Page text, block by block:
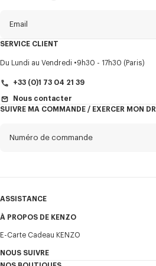
Email
Titre Obligatoire
évènements KENZO, qui peuvent être
SERVICE CLIENT
Du Lundi au Vendredi 9h30 - 17h30 (Paris)
+33 (0)1 73 04 21 39
Nous contacter
SUIVRE MA COMMANDE / EXERCER MON
Numéro de commande
ASSISTANCE
Mon compte
Guide des tailles
FAQ
À PROPOS DE KENZO
CGV
Mentions Légales et CGU
E-Carte Cadeau KENZO
NOUS SUIVRE